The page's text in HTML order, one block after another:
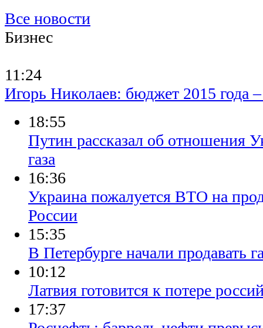
Все новости
Бизнес
11:24
Игорь Николаев: бюджет 2015 года
18:55
Путин рассказал об отношения
газа
16:36
Украина пожалуется ВТО на
России
15:35
В Петербурге начали продавать
10:12
Латвия готовится к потере
17:37